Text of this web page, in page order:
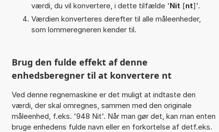
værdi, du vil konvertere, i dette tilfælde 'Nit [nt]'.
Værdien konverteres derefter til alle måleenheder,
som lommeregneren kender til.
Brug den fulde effekt af denne
enhedsberegner til at konvertere nt
Ved denne regnemaskine er det muligt at indtaste den
værdi, der skal omregnes, sammen med den originale
måleenhed, f.eks. '948 Nit'. Når man gør det, kan man enten
bruge enhedens fulde navn eller en forkortelse af detf.eks.